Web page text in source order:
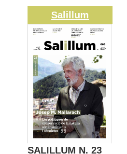
Salillum
SALILLUM N. 23